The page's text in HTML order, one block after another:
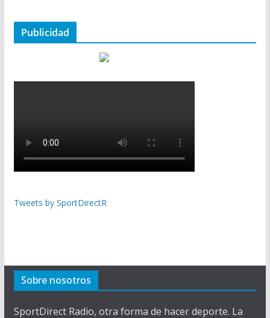
Publicidad
Tweets by SportDirectR
Sobre nosotros
SportDirect Radio, otra forma de hacer deporte. La